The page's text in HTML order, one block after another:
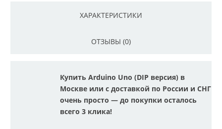
ХАРАКТЕРИСТИКИ
ОТЗЫВЫ (0)
Купить Arduino Uno (DIP версия) в
Москве или с доставкой по России и СНГ
очень просто — до покупки осталось
всего 3 клика!